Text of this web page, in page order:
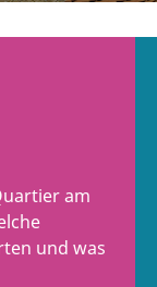
am
und was